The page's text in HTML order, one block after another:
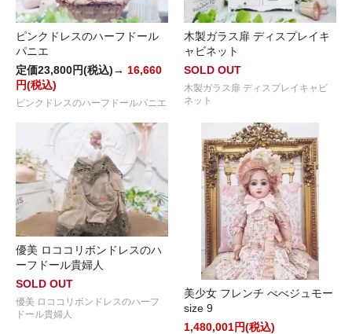
ピンクドレスのハーフドール
パニエ
定価23,800円(税込)→ 16,660
円(税込)
ピンクドレスのハーフドールパニエ
木製ガラス扉 ディスプレイキ
ャビネット
SOLD OUT
木製ガラス扉 ディスプレイキャビ
ネット
優美 ロココリボンドレスのハ
ーフドール貴婦人
SOLD OUT
優美 ロココリボンドレスのハーフ
ドール貴婦人
美少女 フレンチ べべジュモー
size 9
1,480,001円(税込)